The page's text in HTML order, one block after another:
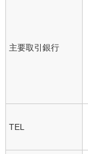
主要取引銀行
TEL